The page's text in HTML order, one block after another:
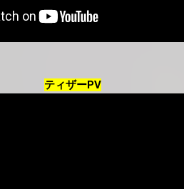
ティザーPV